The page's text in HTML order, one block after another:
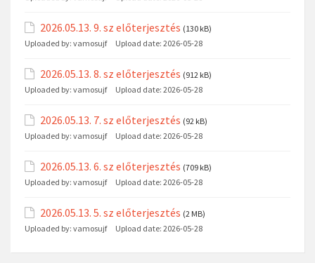
2026.05.13. 9. sz előterjesztés (130 kB)
Uploaded by: vamosujf Upload date: 2026-05-28
2026.05.13. 8. sz előterjesztés (912 kB)
Uploaded by: vamosujf Upload date: 2026-05-28
2026.05.13. 7. sz előterjesztés (92 kB)
Uploaded by: vamosujf Upload date: 2026-05-28
2026.05.13. 6. sz előterjesztés (709 kB)
Uploaded by: vamosujf Upload date: 2026-05-28
2026.05.13. 5. sz előterjesztés (2 MB)
Uploaded by: vamosujf Upload date: 2026-05-28